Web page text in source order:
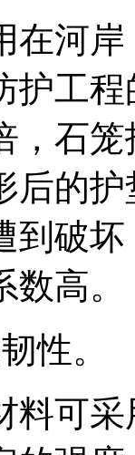
河岸
护工
，石
后的
到破
高。
性。
可采